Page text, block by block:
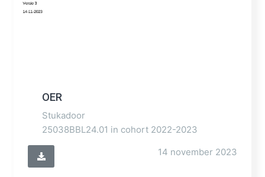
OER
Stukadoor
25038BBL24.01 in cohort 2022-2023
14 november 2023